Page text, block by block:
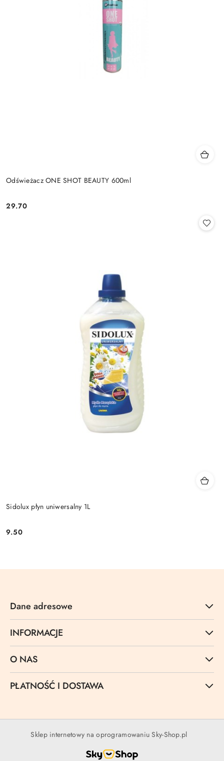
Odświeżacz ONE SHOT BEAUTY 600ml
Cena:
29.70
Sidolux płyn uniwersalny 1L
Cena:
9.50
Dane adresowe
INFORMACJE
O NAS
PŁATNOŚĆ I DOSTAWA
Sklep internetowy na oprogramowaniu Sky-Shop.pl